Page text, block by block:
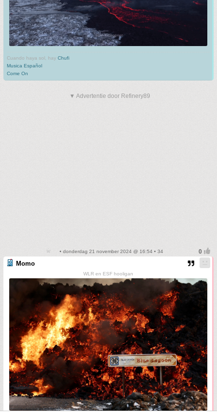
Cuando haya sol, hay Chufi
Musica Español
Come On
▼ Advertentie door Refinery89
• donderdag 21 november 2024 @ 16:54 • 34
Momo
WLR en ESF hooligan